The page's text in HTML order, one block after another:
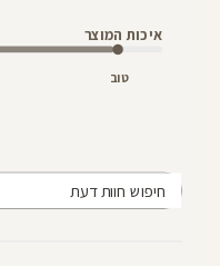
איכות המוצר
טוב